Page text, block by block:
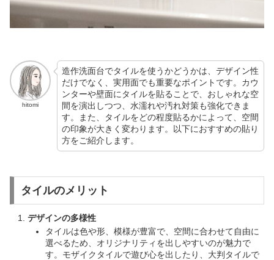
hitomi
造作洗面台でタイルを使うかどうかは、デザイン性
だけでなく、実用面でも重要なポイントです。カウ
ンターや壁面にタイルを貼ることで、おしゃれな空
間を演出しつつ、水濡れや汚れ対策も強化できま
す。また、タイルをどの程度貼るかによって、空間
の印象が大きく変わります。以下におすすめの貼り
方をご紹介します。
タイルのメリット
デザインの多様性
タイルは色や形、模様が豊富で、空間に合わせて自由に
選べるため、オリジナリティを出しやすいのが魅力で
す。モザイクタイルで遊び心を出したり、大判タイルで